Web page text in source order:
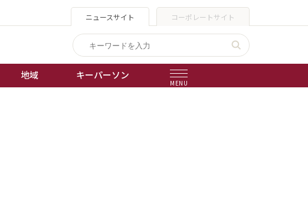
ニュースサイト コーポレートサイト
地域 キーパーソン
MENU